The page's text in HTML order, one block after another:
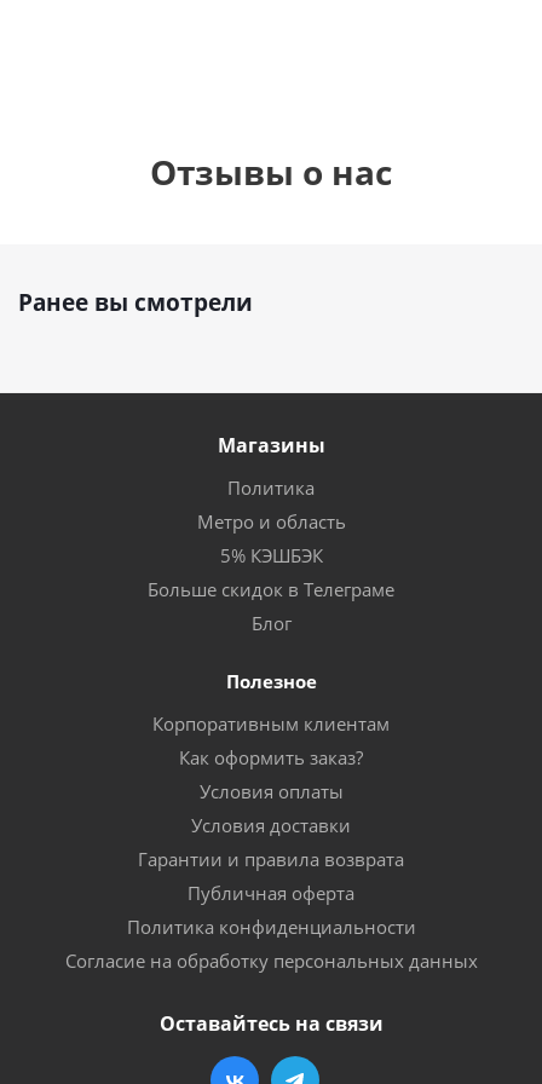
Отзывы о нас
Ранее вы смотрели
Магазины
Политика
Метро и область
5% КЭШБЭК
Больше скидок в Телеграме
Блог
Полезное
Корпоративным клиентам
Как оформить заказ?
Условия оплаты
Условия доставки
Гарантии и правила возврата
Публичная оферта
Политика конфиденциальности
Согласие на обработку персональных данных
Оставайтесь на связи